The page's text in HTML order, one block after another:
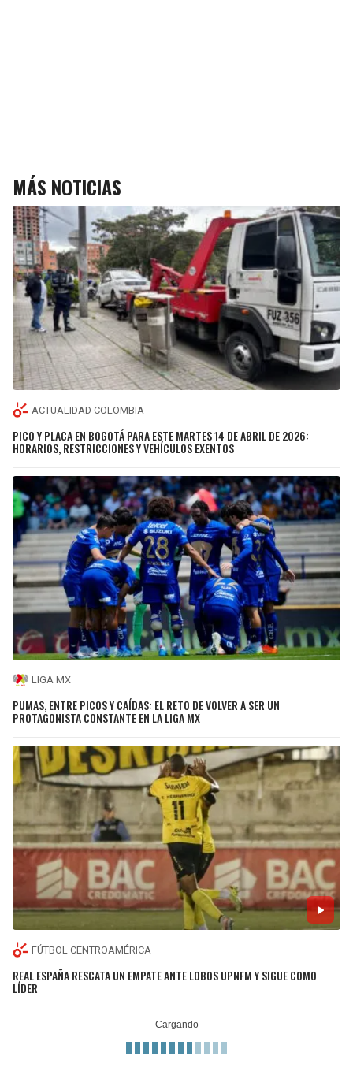
MÁS NOTICIAS
ACTUALIDAD COLOMBIA
PICO Y PLACA EN BOGOTÁ PARA ESTE MARTES 14 DE ABRIL DE 2026:
HORARIOS, RESTRICCIONES Y VEHÍCULOS EXENTOS
LIGA MX
PUMAS, ENTRE PICOS Y CAÍDAS: EL RETO DE VOLVER A SER UN
PROTAGONISTA CONSTANTE EN LA LIGA MX
FÚTBOL CENTROAMÉRICA
REAL ESPAÑA RESCATA UN EMPATE ANTE LOBOS UPNFM Y SIGUE COMO
LÍDER